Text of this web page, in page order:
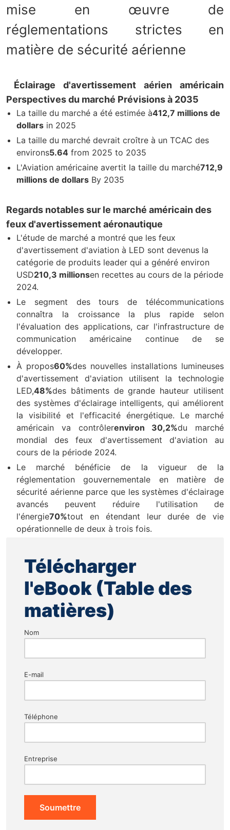
mise en œuvre de
réglementations strictes en
matière de sécurité aérienne
Éclairage d'avertissement aérien américain
Perspectives du marché Prévisions à 2035
La taille du marché a été estimée à412,7 millions de
dollars in 2025
La taille du marché devrait croître à un TCAC des
environs5.64 from 2025 to 2035
L'Aviation américaine avertit la taille du marché712,9
millions de dollars By 2035
Regards notables sur le marché américain des
feux d'avertissement aéronautique
L'étude de marché a montré que les feux
d'avertissement d'aviation à LED sont devenus la
catégorie de produits leader qui a généré environ
USD210,3 millionsen recettes au cours de la période
2024.
Le segment des tours de télécommunications
connaîtra la croissance la plus rapide selon
l'évaluation des applications, car l'infrastructure de
communication américaine continue de se
développer.
À propos60%des nouvelles installations lumineuses
d'avertissement d'aviation utilisent la technologie
LED,48%des bâtiments de grande hauteur utilisent
des systèmes d'éclairage intelligents, qui améliorent
la visibilité et l'efficacité énergétique. Le marché
américain va contrôlerenviron 30,2%du marché
mondial des feux d'avertissement d'aviation au
cours de la période 2024.
Le marché bénéficie de la vigueur de la
réglementation gouvernementale en matière de
sécurité aérienne parce que les systèmes d'éclairage
avancés peuvent réduire l'utilisation de
l'énergie70%tout en étendant leur durée de vie
opérationnelle de deux à trois fois.
Télécharger
l'eBook (Table des
matières)
Nom
E-mail
Téléphone
Entreprise
Soumettre